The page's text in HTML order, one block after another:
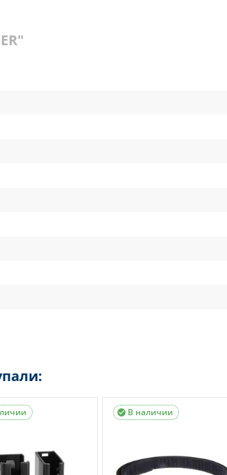
В наличии
